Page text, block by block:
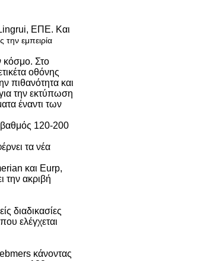
ΕΠΕ. Και
την εμπειρία
κόσμο. Στο
οθόνης
πιθανότητα και
την εκτύπωση
έναντι των
120-200
τα νέα
και Eurp,
την ακριβή
διαδικασίες
ελέγχεται
κάνοντας